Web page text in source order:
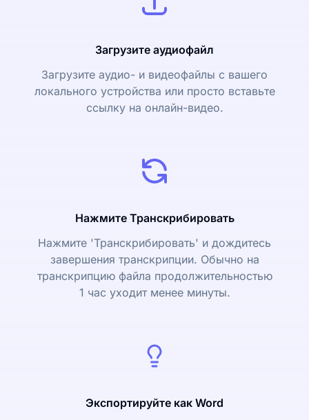
Загрузите аудиофайл
Загрузите аудио- и видеофайлы с вашего
локального устройства или просто вставьте
ссылку на онлайн-видео.
Нажмите Транскрибировать
Нажмите 'Транскрибировать' и дождитесь
завершения транскрипции. Обычно на
транскрипцию файла продолжительностью
1 час уходит менее минуты.
Экспортируйте как Word